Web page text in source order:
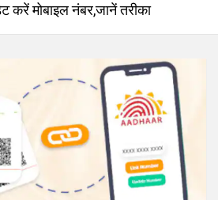
मोबाइल नंबर,जानें तरीका